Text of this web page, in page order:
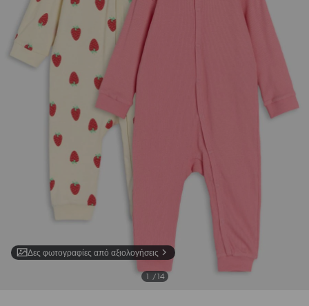
Δες φωτογραφίες από αξιολογήσεις
1 /14